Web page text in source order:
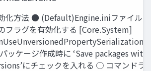
化方法 ● (Default)Engine.iniファイル
フラグを有効化する [Core.System]
ッケージ作成時に ‘Save packages
にチェックを入れる ○ コマンドラ